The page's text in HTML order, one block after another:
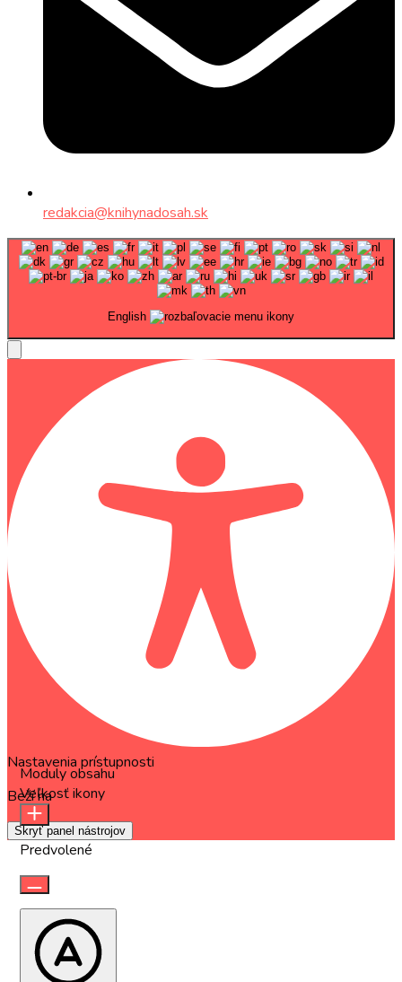
redakcia@knihynadosah.sk
English
Nastavenia prístupnosti
Beží naOneTap
Skryť panel nástrojov
Moduly obsahu
Veľkosť ikony
Predvolené